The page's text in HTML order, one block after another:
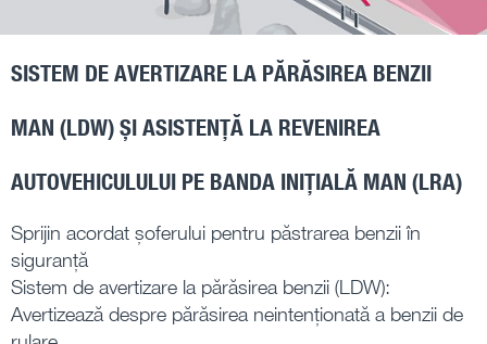
SISTEM DE AVERTIZARE LA PĂRĂSIREA BENZII
MAN (LDW) ȘI ASISTENȚĂ LA REVENIREA
AUTOVEHICULULUI PE BANDA INIȚIALĂ MAN (LRA)
Sprijin acordat șoferului pentru păstrarea benzii în
siguranță
Sistem de avertizare la părăsirea benzii (LDW):
Avertizează despre părăsirea neintenționată a benzii de